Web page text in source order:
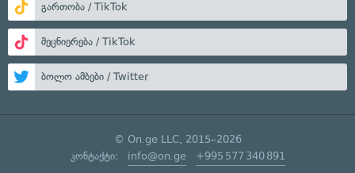
გართობა / TikTok
მეცნიერება / TikTok
ბოლო ამბები / Twitter
© On.ge LLC, 2015–2026
კონტაქტი: info@on.ge +995 577 340 891